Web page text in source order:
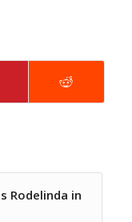
Rodelinda in